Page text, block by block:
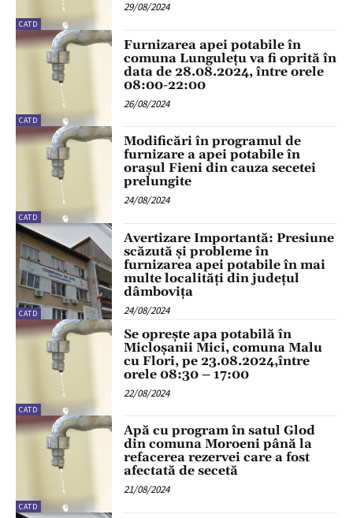
CATD
29/08/2024
CATD
Furnizarea apei potabile în
comuna Lungulețu va fi oprită în
data de 28.08.2024, între orele
08:00-22:00
26/08/2024
CATD
Modificări în programul de
furnizare a apei potabile în
orașul Fieni din cauza secetei
prelungite
24/08/2024
CATD
Avertizare Importantă: Presiune
scăzută și probleme în
furnizarea apei potabile în mai
multe localități din județul
dâmbovița
24/08/2024
CATD
Se oprește apa potabilă în
Micloșanii Mici, comuna Malu
cu Flori, pe 23.08.2024,între
orele 08:30 – 17:00
22/08/2024
CATD
Apă cu program în satul Glod
din comuna Moroeni până la
refacerea rezervei care a fost
afectată de secetă
21/08/2024